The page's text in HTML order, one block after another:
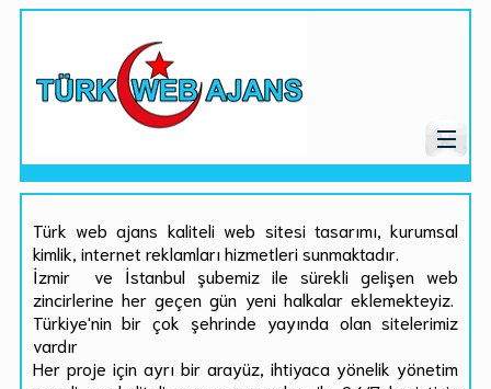
Türk web ajans kaliteli web sitesi tasarımı, kurumsal
kimlik, internet reklamları hizmetleri sunmaktadır.
İzmir ve İstanbul şubemiz ile sürekli gelişen web
zincirlerine her geçen gün yeni halkalar eklemekteyiz.
Türkiye'nin bir çok şehrinde yayında olan sitelerimiz
vardır
Her proje için ayrı bir arayüz, ihtiyaca yönelik yönetim